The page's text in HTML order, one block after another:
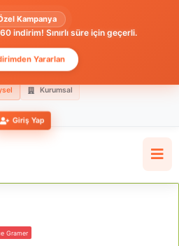
Kampanya
indirim! Sınırlı süre için geçerli.
Yararlan
Kurumsal
Giriş Yap
Gramer